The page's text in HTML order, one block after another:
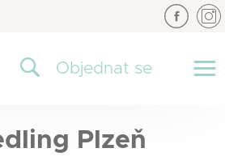
Objednat se
Plzeň
×